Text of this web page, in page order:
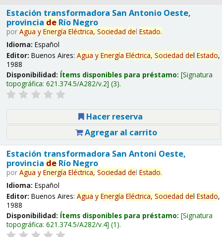
Estación transformadora San Antonio Oeste,
provincia deRío Negro
por Agua y Energía Eléctrica, Sociedad del Estado.
Idioma: Español
Editor: Buenos Aires: Agua y Energía Eléctrica, Sociedad del Estado,
1988
Disponibilidad: Ítems disponibles para préstamo: Signatura
topográfica: 621.374.5/A282/v.2 (3).
Hacer reserva
Agregar al carrito
Estación transformadora San Antoni Oeste,
provincia deRío Negro
por Agua y Energía Eléctrica, Sociedad del Estado.
Idioma: Español
Editor: Buenos Aires: Agua y Energía Eléctrica, Sociedad del Estado,
1988
Disponibilidad: Ítems disponibles para préstamo: Signatura
topográfica: 621.374.5/A282/v.4 (1).